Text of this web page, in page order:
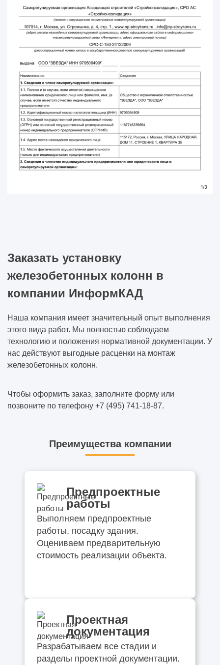
Заказать установку
железобетонных колонн в
компании ИнформКАД
Наша компания имеет значительный опыт выполнения
этого вида работ. Мы полностью соблюдаем
технологию и положения нормативной документации. У
нас действуют выгодные расценки на монтаж
железобетонных колонн.
Чтобы оформить заказ, заполните форму или
позвоните по телефону +7 (495) 741-18-87.
Преимущества компании
Предпроектные
работы
Выполняем предпроектные
работы, посадку здания.
Оцениваем предварительную
стоимость реализации объекта.
Проектная
документация
Разрабатываем все стадии и
разделы проектной документации.